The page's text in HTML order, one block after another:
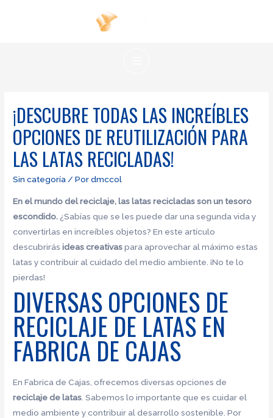
¡DESCUBRE TODAS LAS INCREÍBLES
OPCIONES DE REUTILIZACIÓN PARA
LAS LATAS RECICLADAS!
Sin categoría / Pordmccol
En el mundo del reciclaje, las latas recicladas son un tesoro
escondido. ¿Sabías que se les puede dar una segunda vida y
convertirlas en increíbles objetos? En este artículo
descubrirásideas creativaspara aprovechar al máximo estas
latas y contribuir al cuidado del medio ambiente. ¡No te lo
pierdas!
DIVERSAS OPCIONES DE
RECICLAJE DE LATAS EN
FABRICA DE CAJAS
En Fabrica de Cajas, ofrecemos diversas opciones de
reciclaje de latas . Sabemos lo importante que es cuidar el
medio ambiente y contribuir al desarrollo sostenible. Por